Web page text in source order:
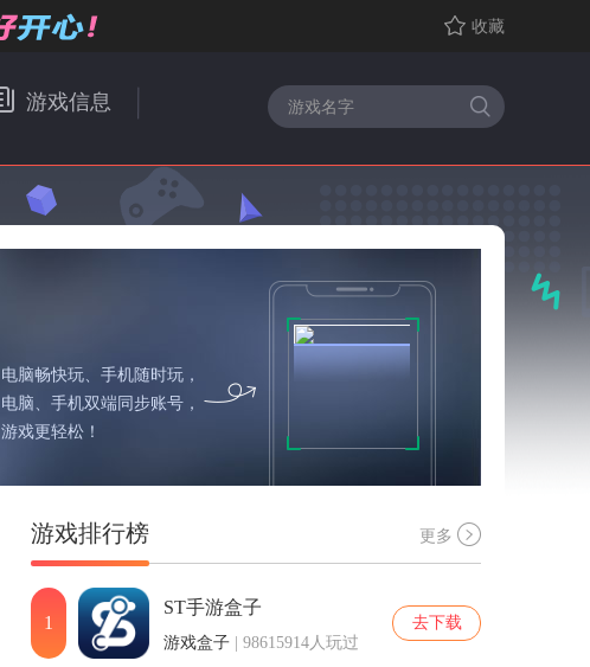
收藏
游戏信息
电脑畅快玩、手机随时玩，
电脑、手机双端同步账号，
游戏更轻松！
游戏排行榜 更多
1
ST手游盒子
游戏盒子 | 98615914人玩过
去下载